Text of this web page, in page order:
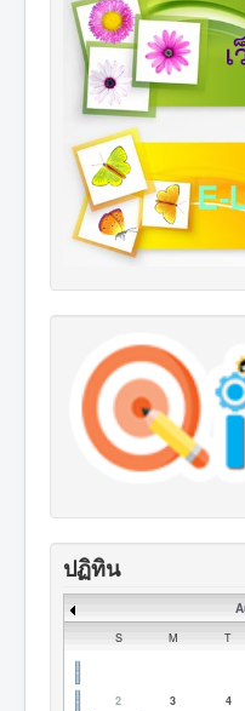
ปฏิทิน
S M T
2
3 4